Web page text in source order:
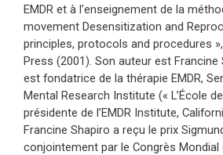
EMDR et à l’enseignement de la
movement Desensitization and
principles, protocols and procedures
Press (2001). Son auteur est Francine
est fondatrice de la thérapie EMDR,
Mental Research Institute (« L’École
présidente de l’EMDR Institute,
Francine Shapiro a reçu le prix
conjointement par le Congrès Mondial